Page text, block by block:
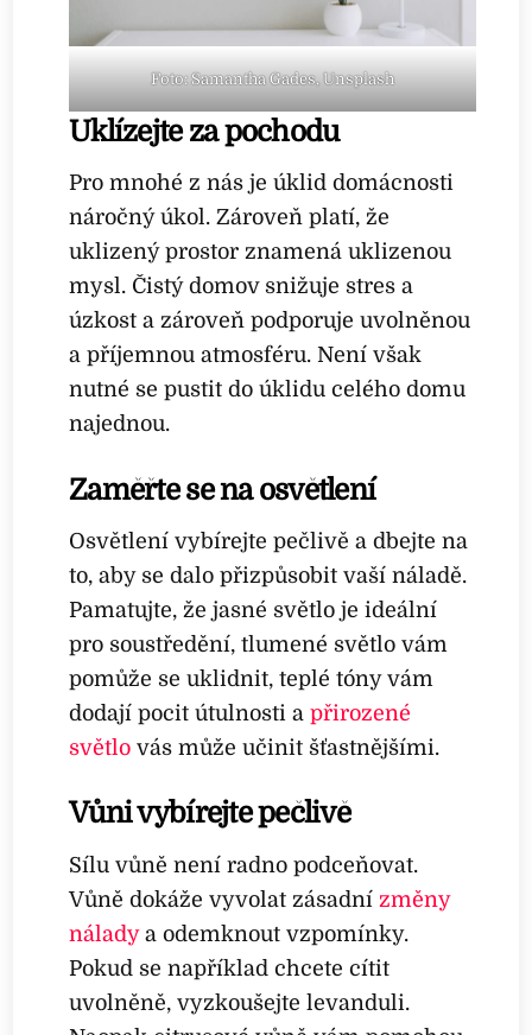
Foto: Samantha Gades, Unsplash
Uklízejte za pochodu
Pro mnohé z nás je úklid domácnosti
náročný úkol. Zároveň platí, že
uklizený prostor znamená uklizenou
mysl. Čistý domov snižuje stres a
úzkost a zároveň podporuje uvolněnou
a příjemnou atmosféru. Není však
nutné se pustit do úklidu celého domu
najednou.
Zaměřte se na osvětlení
Osvětlení vybírejte pečlivě a dbejte na
to, aby se dalo přizpůsobit vaší náladě.
Pamatujte, že jasné světlo je ideální
pro soustředění, tlumené světlo vám
pomůže se uklidnit, teplé tóny vám
dodají pocit útulnosti apřirozené
světlo vás může učinit šťastnějšími.
Vůni vybírejte pečlivě
Sílu vůně není radno podceňovat.
Vůně dokáže vyvolat zásadní změny
náladya odemknout vzpomínky.
Pokud se například chcete cítit
uvolněně, vyzkoušejte levanduli.